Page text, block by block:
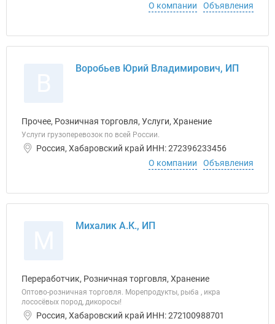
О компании Объявления
Воробьев Юрий Владимирович, ИП
Прочее, Розничная торговля, Услуги, Хранение
Услуги грузоперевозок по всей России.
Россия, Хабаровский край ИНН: 272396233456
О компании
Объявления
Михалик А.К., ИП
Переработчик, Розничная торговля, Хранение
Оптово-розничная торговля. Морепродукты, рыба , икра
лососёвых пород, дикоросы!
Россия, Хабаровский край ИНН: 272100988701